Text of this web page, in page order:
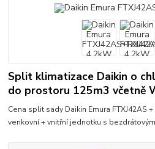
Split klimatizace Daikin o
do prostoru 125m3 včetně
Cena split sady Daikin Emura FTXJ42AS
venkovní + vnitřní jednotku s